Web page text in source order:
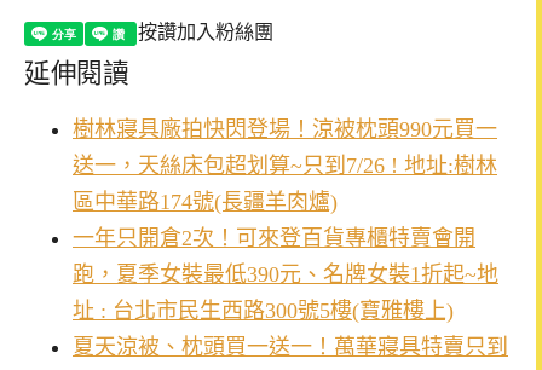
按讚加入粉絲團
延伸閱讀
樹林寢具廠拍快閃登場！涼被枕頭990元買一
送一，天絲床包超划算~只到7/26 ! 地址:樹林
區中華路174號(長疆羊肉爐)
一年只開倉2次！可來登百貨專櫃特賣會開
跑，夏季女裝最低390元、名牌女裝1折起~地
址 : 台北市民生西路300號5樓(寶雅樓上)
夏天涼被、枕頭買一送一！萬華寢具特賣只到